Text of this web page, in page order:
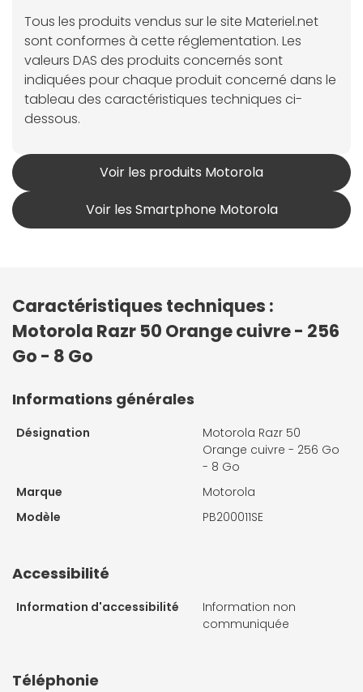
Tous les produits vendus sur le site Materiel.net
sont conformes à cette réglementation. Les
valeurs DAS des produits concernés sont
indiquées pour chaque produit concerné dans le
tableau des caractéristiques techniques ci-
dessous.
Voir les produits Motorola
Voir les Smartphone Motorola
Caractéristiques techniques :
Motorola Razr 50 Orange cuivre - 256
Go - 8 Go
Informations générales
Désignation
Motorola Razr 50
Orange cuivre - 256 Go
- 8 Go
Marque
Motorola
Modèle
PB200011SE
Accessibilité
Information d'accessibilité
Information non
communiquée
Téléphonie